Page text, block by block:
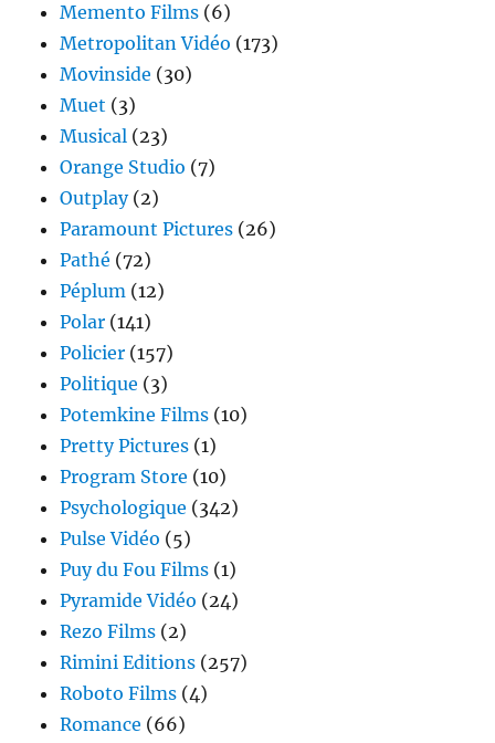
Memento Films (6)
Metropolitan Vidéo (173)
Movinside (30)
Muet (3)
Musical (23)
Orange Studio (7)
Outplay(2)
Paramount Pictures (26)
Pathé (72)
Péplum (12)
Polar (141)
Policier (157)
Politique (3)
Potemkine Films (10)
Pretty Pictures (1)
Program Store (10)
Psychologique (342)
Pulse Vidéo (5)
Puy du Fou Films (1)
Pyramide Vidéo (24)
Rezo Films (2)
Rimini Editions (257)
Roboto Films (4)
Romance (66)